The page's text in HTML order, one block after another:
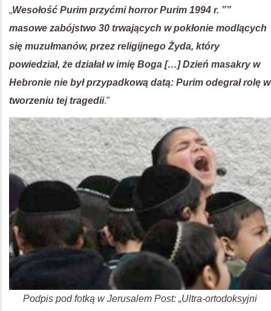
„Wesołość Purim przyćmi horror Purim 1994 r. ””
masowe zabójstwo 30 trwających w pokłonie modlących
się muzułmanów, przez religijnego Żyda, który
powiedział, że działał w imię Boga […] Dzień masakry w
Hebronie nie był przypadkową datą: Purim odegrał rolę w
tworzeniu tej tragedii.”
Podpis pod fotką w Jerusalem Post: „Ultra-ortodoksyjni